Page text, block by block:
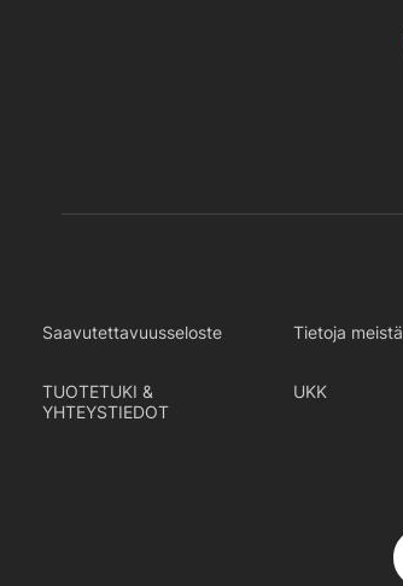
Saavutettavuusseloste Tietoja meistä
TUOTETUKI &
YHTEYSTIEDOT
UKK